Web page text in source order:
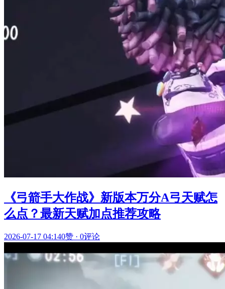
《弓箭手大作战》新版本万分A弓天赋怎
么点？最新天赋加点推荐攻略
2026-07-17 04:140赞 · 0评论